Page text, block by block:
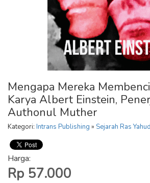
Mengapa Mereka
Karya Albert Einstein,
Authonul Muther
Kategori: Intrans Publishing » Sejarah Ras
Harga:
Rp 57.000